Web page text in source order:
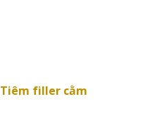
Tiêm filler cằm